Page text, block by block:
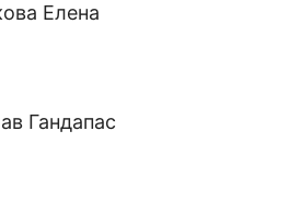
Елена
Гандапас